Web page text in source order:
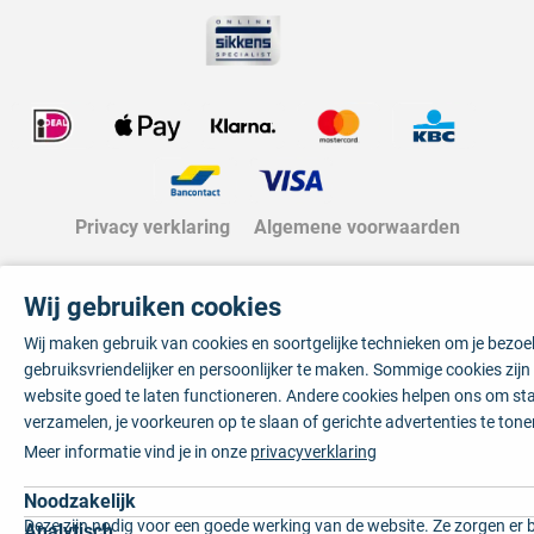
Privacy verklaring Algemene voorwaarden
Wij gebruiken cookies
Wij maken gebruik van cookies en soortgelijke technieken om je
gebruiksvriendelijker en persoonlijker te maken. Sommige cookies
website goed te laten functioneren. Andere cookies helpen ons om
verzamelen, je voorkeuren op te slaan of gerichte advertenties te
Meer informatie vind je in onze privacyverklaring
Noodzakelijk
Deze zijn nodig voor een goede werking van de website. Ze zorgen er